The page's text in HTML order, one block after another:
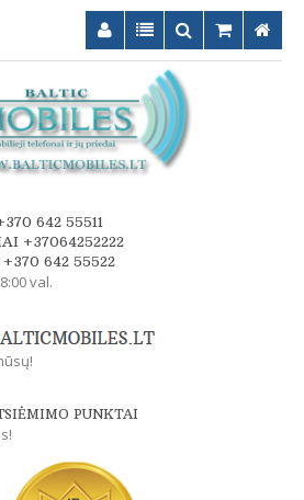
642 55511
+37064252222
+370 642 55522
val.
PUNKTAI